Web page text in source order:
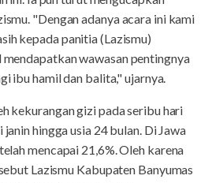
"Dengan adanya acara ini kami
kepada panitia (Lazismu)
wawasan pentingnya
ibu hamil dan balita," ujarnya.
kekurangan gizi pada seribu hari
hingga usia 24 bulan. Di Jawa
mencapai 21,6%. Oleh karena
Lazismu Kabupaten Banyumas